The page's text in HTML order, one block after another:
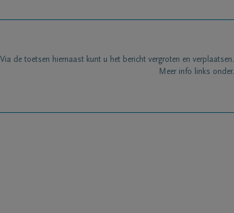
Via de toetsen hiernaast kunt u het bericht vergroten en verplaatsen.
Meer info links onder.